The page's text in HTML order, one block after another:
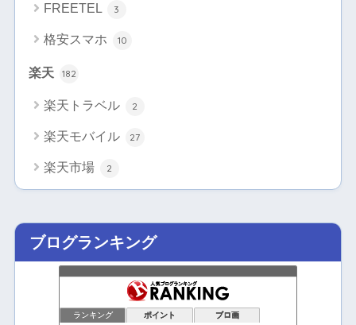
FREETEL 3
格安スマホ 10
楽天 182
楽天トラベル 2
楽天モバイル 27
楽天市場 2
ブログランキング
ランキング ポイント ブロ画